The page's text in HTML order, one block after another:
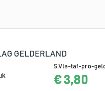
GELDERLAND
S.Vla-taf-pro-
€ 3,80